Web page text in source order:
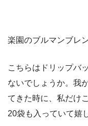
楽園のブルマンブレ
こちらはドリップバ
ないでしょうか。我
てきた時に、私だけ
20袋も入っていて嬉